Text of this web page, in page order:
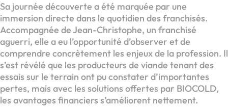
Sa journée découverte a été marquée par une
immersion directe dans le quotidien des franchisés.
Accompagnée de Jean-Christophe, un franchisé
aguerri, elle a eu l’opportunité d’observer et de
comprendre concrètement les enjeux de la profession. Il
s’est révélé que les producteurs de viande tenant des
essais sur le terrain ont pu constater d’importantes
pertes, mais avec les solutions offertes par BIOCOLD,
les avantages financiers s’améliorent nettement.